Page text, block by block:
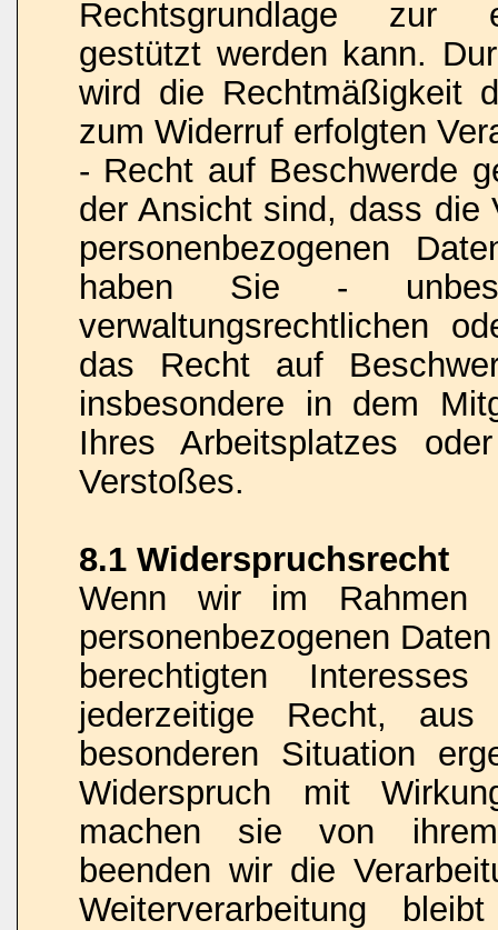
Rechtsgrundlage zur
gestützt werden kann.
wird die Rechtmäßigkeit
zum Widerruf erfolgten
- Recht auf Beschwerde
der Ansicht sind, dass die
personenbezogenen
haben Sie -
verwaltungsrechtlichen
das Recht auf
insbesondere in dem
Ihres Arbeitsplatzes
Verstoßes.
8.1 Widerspruchsrecht
Wenn wir im Rahmen
personenbezogenen
berechtigten
jederzeitige Recht,
besonderen Situation
Widerspruch mit
machen sie von ihrem
beenden wir die
Weiterverarbeitung